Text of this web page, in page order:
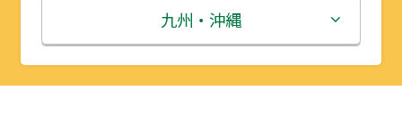
秋田県
山形県
埼玉県
千葉県
石川県
福井県
滋賀県
京都府
鳥取県
島根県
九州・沖縄
福岡県